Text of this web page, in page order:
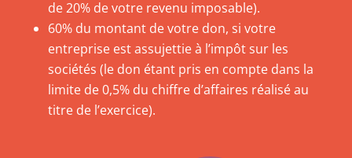
de 20% de votre revenu imposable).
60% du montant de votre don, si votre
entreprise est assujettie à l’impôt sur les
sociétés (le don étant pris en compte dans la
limite de 0,5% du chiffre d’affaires réalisé au
titre de l’exercice).